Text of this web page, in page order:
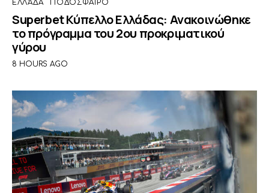
ΕΛΛΆΔΑ ΠΟΔΌΣΦΑΙΡΟ
Superbet Κύπελλο Ελλάδας: Ανακοινώθηκε
το πρόγραμμα του 2ου προκριματικού
γύρου
8 HOURS AGO